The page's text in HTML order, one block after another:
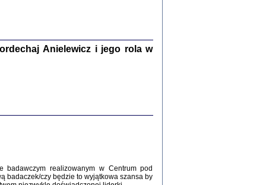
Warszawa 2017
i Mirki Piżyców o życiu w getcie i okupowanej
Anielewicz i jego rola w
badawczym realizowanym w Centrum pod
badaczek/czy będzie to wyjątkowa szansa by